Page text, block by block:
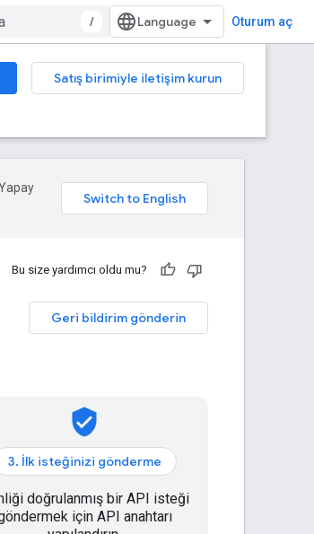
/ Oturum aç
Satış birimiyle iletişim kurun
Bu size yardımcı oldu mu?
Geri bildirim gönderin
verified_user
3. İlk isteğinizi gönderme
doğrulanmış bir API isteği
için API anahtarı